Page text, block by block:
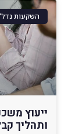
השקעות
ייעוץ
ותהליך